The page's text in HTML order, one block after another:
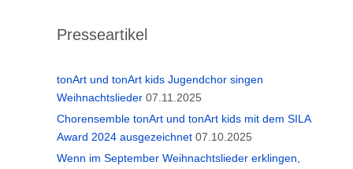
Presseartikel
tonArt und tonArt kids Jugendchor singen
Weihnachtslieder 07.11.2025
Chorensemble tonArt und tonArt kids mit dem SILA
Award 2024 ausgezeichnet 07.10.2025
Wenn im September Weihnachtslieder erklingen,